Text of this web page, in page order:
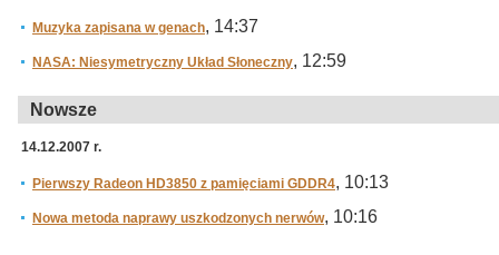
Muzyka zapisana w genach, 14:37
NASA: Niesymetryczny Układ Słoneczny, 12:59
Nowsze
14.12.2007 r.
Pierwszy Radeon HD3850 z pamięciami GDDR4, 10:13
Nowa metoda naprawy uszkodzonych nerwów, 10:16